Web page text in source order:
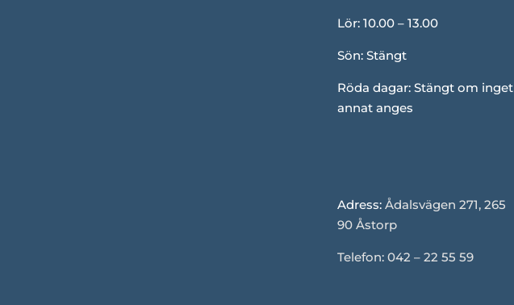
Lör: 10.00 – 13.00
Sön: Stängt
Röda dagar: Stängt om inget
annat anges
Adress: Ådalsvägen 271, 265
90 Åstorp
Telefon: 042 – 22 55 59